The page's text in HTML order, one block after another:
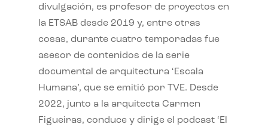
divulgación, es profesor de proyectos en
la ETSAB desde 2019 y, entre otras
cosas, durante cuatro temporadas fue
asesor de contenidos de la serie
documental de arquitectura ‘Escala
Humana’, que se emitió por TVE. Desde
2022, junto a la arquitecta Carmen
Figueiras, conduce y dirige el podcast ‘El